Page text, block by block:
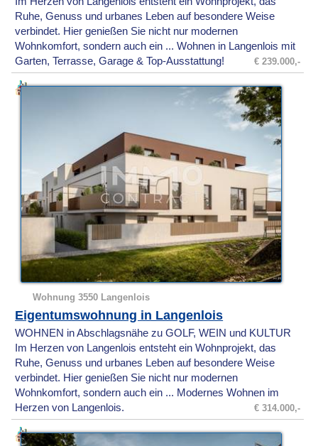
Ruhe, Genuss und urbanes Leben auf besondere Weise
verbindet. Hier genießen Sie nicht nur modernen
Wohnkomfort, sondern auch ein ... Wohnen in Langenlois mit
Garten, Terrasse, Garage & Top-Ausstattung!
€ 239.000,-
Wohnung 3550 Langenlois
Eigentumswohnung in Langenlois
WOHNEN in Abschlagsnähe zu GOLF, WEIN und KULTUR
Im Herzen von Langenlois entsteht ein Wohnprojekt, das
Ruhe, Genuss und urbanes Leben auf besondere Weise
verbindet. Hier genießen Sie nicht nur modernen
Wohnkomfort, sondern auch ein ... Modernes Wohnen im
Herzen von Langenlois.
€ 314.000,-